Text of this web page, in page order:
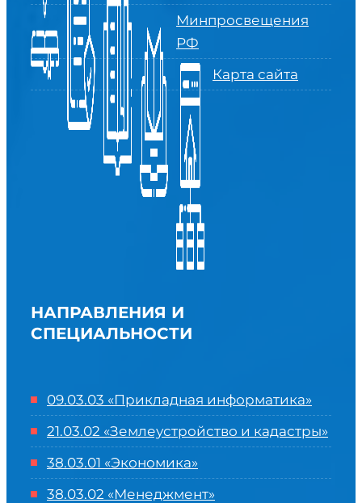
Минпросвещения
РФ
Карта сайта
НАПРАВЛЕНИЯ И
СПЕЦИАЛЬНОСТИ
09.03.03 «Прикладная информатика»
21.03.02 «Землеустройство и кадастры»
38.03.01 «Экономика»
38.03.02 «Менеджмент»